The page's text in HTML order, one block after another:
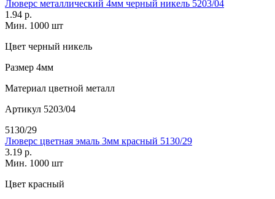
Люверс металлический 4мм черный никель 5203/04
1.94 р.
Мин. 1000 шт
Цвет черный никель
Размер 4мм
Материал цветной металл
Артикул 5203/04
5130/29
Люверс цветная эмаль 3мм красный 5130/29
3.19 р.
Мин. 1000 шт
Цвет красный